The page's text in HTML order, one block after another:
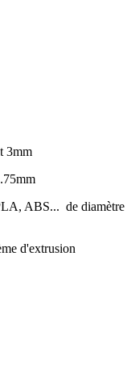
ABS... de diamètre
d'extrusion